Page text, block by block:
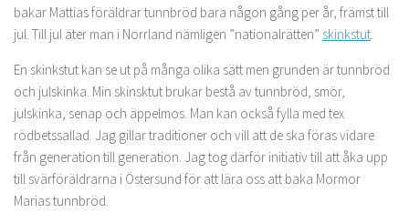
bakar Mattias föräldrar tunnbröd bara någon gång per år, främst till
jul. Till jul äter man i Norrland nämligen ”nationalrätten” skinkstut.
En skinkstut kan se ut på många olika sätt men grunden är tunnbröd
och julskinka. Min skinsktut brukar bestå av tunnbröd, smör,
julskinka, senap och äppelmos. Man kan också fylla med tex
rödbetssallad. Jag gillar traditioner och vill att de ska föras vidare
från generation till generation. Jag tog därför initiativ till att åka upp
till svärföräldrarna i Östersund för att lära oss att baka Mormor
Marias tunnbröd.